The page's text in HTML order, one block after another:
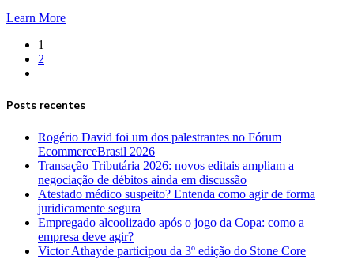
Learn More
1
2
Posts recentes
Rogério David foi um dos palestrantes no Fórum
EcommerceBrasil 2026
Transação Tributária 2026: novos editais ampliam a
negociação de débitos ainda em discussão
Atestado médico suspeito? Entenda como agir de forma
juridicamente segura
Empregado alcoolizado após o jogo da Copa: como a
empresa deve agir?
Victor Athayde participou da 3º edição do Stone Core